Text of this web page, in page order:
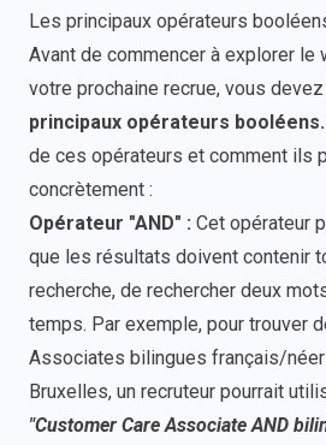
Les principaux opérateurs
Avant de commencer à explorer le
votre prochaine recrue, vous devez
principaux opérateurs booléens.
de ces opérateurs et comment ils
concrètement :
Opérateur "AND" : Cet opérateur
que les résultats doivent contenir
recherche, de rechercher deux
temps. Par exemple, pour trouver
Associates bilingues français/
Bruxelles, un recruteur pourrait
"Customer Care Associate AND